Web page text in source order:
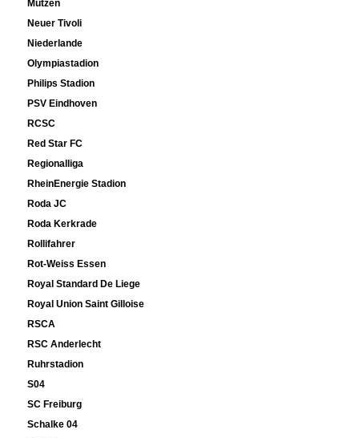
Mützen
Neuer Tivoli
Niederlande
Olympiastadion
Philips Stadion
PSV Eindhoven
RCSC
Red Star FC
Regionalliga
RheinEnergie Stadion
Roda JC
Roda Kerkrade
Rollifahrer
Rot-Weiss Essen
Royal Standard De Liege
Royal Union Saint Gilloise
RSCA
RSC Anderlecht
Ruhrstadion
S04
SC Freiburg
Schalke 04